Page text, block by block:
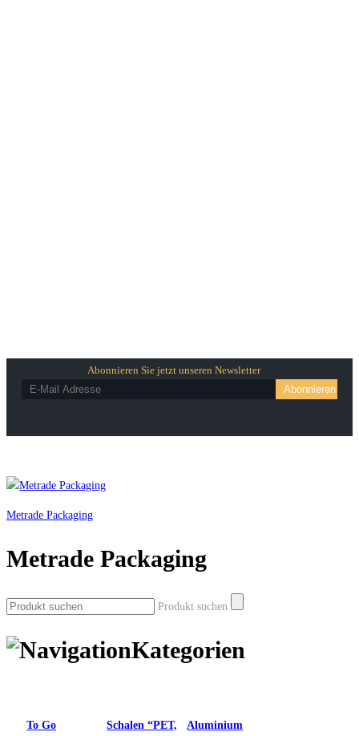
Abonnieren Sie jetzt unseren Newsletter
Metrade Packaging
Metrade Packaging
Produkt suchen
Kategorien
To Go
Schalen “PET,
Aluminium